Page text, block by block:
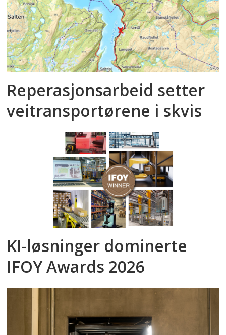
Reperasjonsarbeid setter
veitransportørene i skvis
KI-løsninger dominerte
IFOY Awards 2026